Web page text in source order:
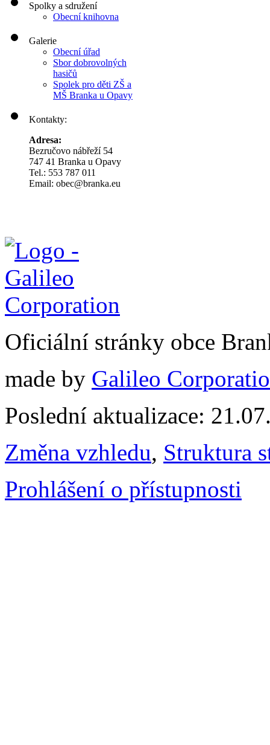
Spolky a sdružení
Obecní knihovna
Galerie
Obecní úřad
Sbor dobrovolných
hasičů
Spolek pro děti ZŠ a
MŠ Branka u Opavy
Kontakty:
Adresa:
Bezručovo nábřeží 54
747 41 Branka u Opavy
Tel.: 553 787 011
Email: obec@branka.eu
Oficiální stránky obce
made by Galileo
Poslední aktualizace:
Změna vzhledu, Struktura
Prohlášení o přístupnosti